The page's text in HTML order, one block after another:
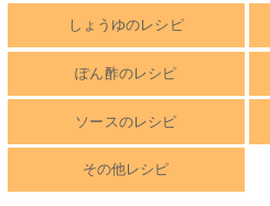
しょうゆのレシピ
ぽん酢のレシピ
ソースのレシピ
その他レシピ